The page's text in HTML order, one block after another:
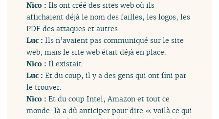
Nico :Ils ont créé des sites web où ils
affichaient déjà le nom des failles, les logos, les
PDF des attaques et autres.
Luc :Ils n’avaient pas communiqué sur le site
web, mais le site web était déjà en place.
Nico :Il existait.
Luc :Et du coup, il y a des gens qui ont fini par
le trouver.
Nico :Et du coup Intel, Amazon et tout ce
monde-là a dû anticiper pour dire « voilà ce qui